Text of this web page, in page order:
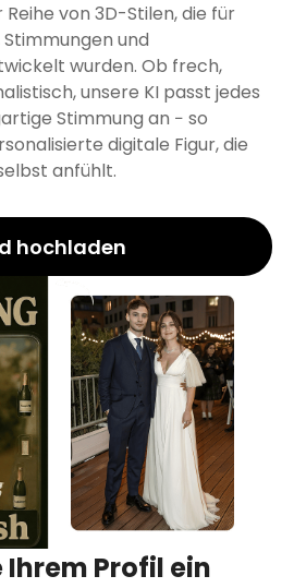
Reihe von 3D-Stilen, die für
und
wurden. Ob frech,
unsere KI passt jedes
Stimmung an − so
digitale Figur, die
anfühlt.
hochladen
Ihrem Profil ein